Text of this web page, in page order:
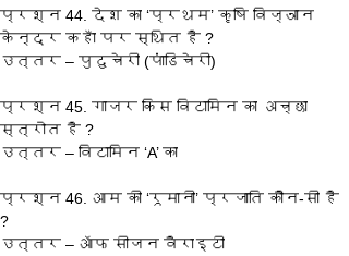
प्रश्‍न 44. देश का ‘प्रथम’ कृषि विज्ञान
केन्द्र कहाँ पर स्थित है ?
उत्तर – पुदुचेरी (पांडिचेरी)
प्रश्‍न 45. गाजर किस विटामिन का अच्छा
स्त्रोत है ?
उत्तर – विटामिन ‘A’ का
प्रश्‍न 46. आम की ‘रूमानी’ प्रजाति कौन-सी है
?
उत्तर – ऑफ सीजन वैराइटी